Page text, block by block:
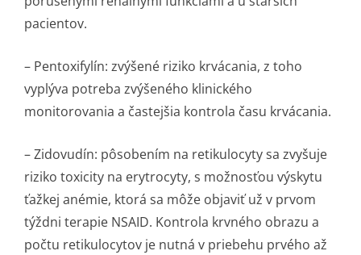
pacientov.
– Pentoxifylín: zvýšené riziko krvácania, z toho
vyplýva potreba zvýšeného klinického
monitorovania a častejšia kontrola času krvácania.
–Zidovudín: pôsobením na retikulocyty sa zvyšuje
riziko toxicity na erytrocyty, s možnosťou výskytu
ťažkej anémie, ktorá sa môže objaviť už v prvom
týždni terapie NSAID. Kontrola krvného obrazu a
počtu retikulocytov je nutná v priebehu prvého až